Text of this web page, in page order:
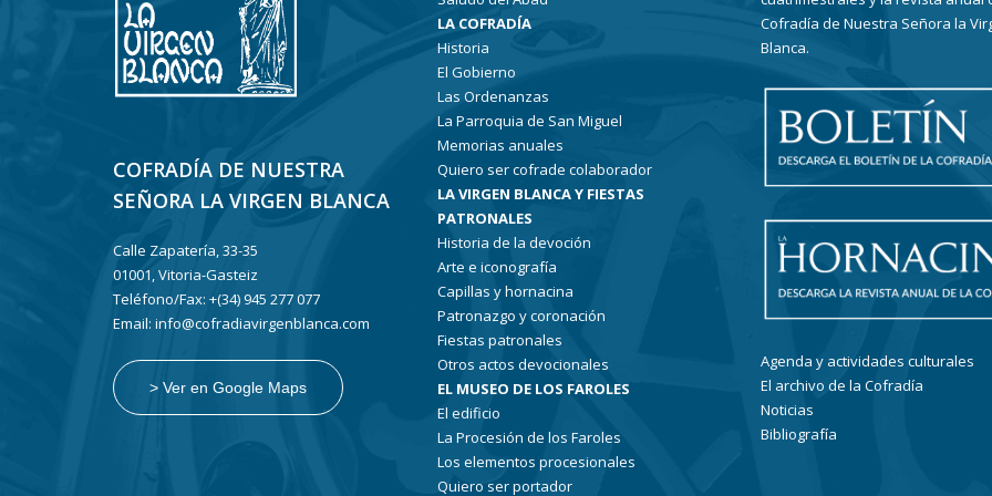
COFRADÍA DE NUESTRA
SEÑORA LA VIRGEN BLANCA
Calle Zapatería, 33-35
01001, Vitoria-Gasteiz
Teléfono/Fax: +(34) 945 277 077
Email: info@cofradiavirgenblanca.com
> Ver en Google Maps
LA COFRADÍA
Historia
El Gobierno
Las Ordenanzas
La Parroquia de San Miguel
Memorias anuales
Quiero ser cofrade colaborador
LA VIRGEN BLANCA Y FIESTAS
PATRONALES
Historia de la devoción
Arte e iconografía
Capillas y hornacina
Patronazgo y coronación
Fiestas patronales
Otros actos devocionales
EL MUSEO DE LOS FAROLES
El edificio
La Procesión de los Faroles
Los elementos procesionales
Quiero ser portador
Cofradía de Nuestra Señora la
Blanca.
Agenda y actividades culturales
El archivo de la Cofradía
Noticias
Bibliografía